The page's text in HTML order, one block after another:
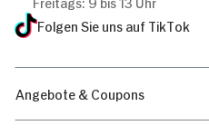
Folgen Sie uns auf TikTok
Angebote & Coupons